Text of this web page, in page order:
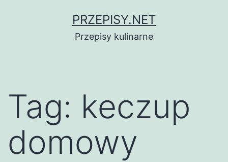
PRZEPISY.NET
Przepisy kulinarne
Tag: keczup
domowy